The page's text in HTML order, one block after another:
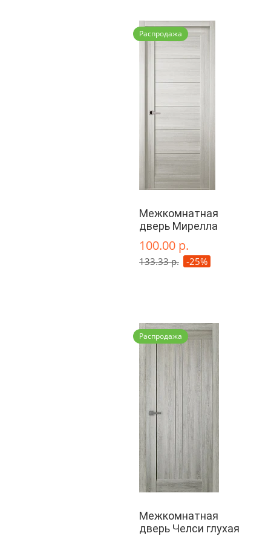
Распродажа
Межкомнатная
дверь Мирелла
100.00 р.
133.33 р. -25%
Распродажа
Межкомнатная
дверь Челси глухая